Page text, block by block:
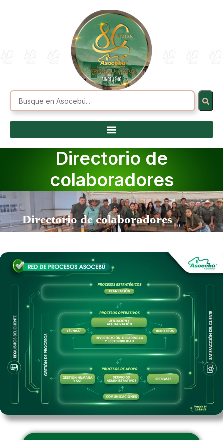
Directorio de
colaboradores
Directorio de colaboradores